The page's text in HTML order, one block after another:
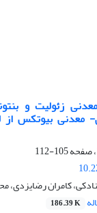
زئولیت و
معدنی بیوتکس از
105-112
کامران رضایزدی،
186.39 K